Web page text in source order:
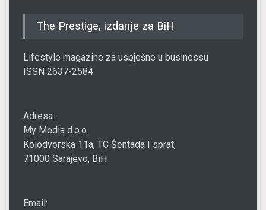
The Prestige, izdanje za BiH
Lifestyle magazine za uspješne u businessu
ISSN 2637-2584
Adresa:
My Media d.o.o.
Kolodvorska 11a, TC Šentada I sprat,
71000 Sarajevo, BiH
Email: